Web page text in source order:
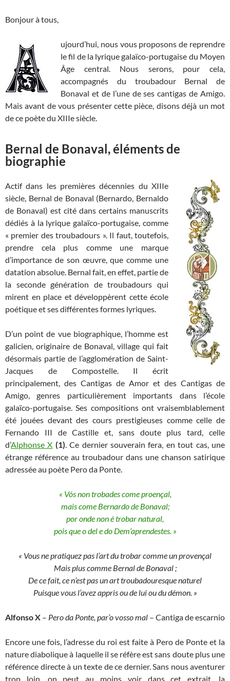
Bonjour à tous,
ujourd’hui, nous vous proposons de reprendre
le fil de la lyrique galaïco-portugaise du Moyen
Âge central. Nous serons, pour cela,
accompagnés du troubadour Bernal de
Bonaval et de l’une de ses cantigas de Amigo.
Mais avant de vous présenter cette pièce, disons déjà un mot
de ce poète du XIIIe siècle.
Bernal de Bonaval, éléments de
biographie
Actif dans les premières décennies du XIIIe
siècle, Bernal de Bonaval (Bernardo, Bernaldo
de Bonaval) est cité dans certains manuscrits
dédiés à la lyrique galaïco-portugaise, comme
« premier des troubadours ». Il faut, toutefois,
prendre cela plus comme une marque
d’importance de son œuvre, que comme une
datation absolue. Bernal fait, en effet, partie de
la seconde génération de troubadours qui
mirent en place et développèrent cette école
poétique et ses différentes formes lyriques.
D’un point de vue biographique, l’homme est
galicien, originaire de Bonaval, village qui fait
désormais partie de l’agglomération de Saint-
Jacques de Compostelle. Il écrit
principalement, des Cantigas de Amor et des Cantigas de
Amigo, genres particulièrement importants dans l’école
galaïco-portugaise. Ses compositions ont vraisemblablement
été jouées devant des cours prestigieuses comme celle de
Fernando III de Castille et, sans doute plus tard, celle
d’Alphonse X (1). Ce dernier souverain fera, en tout cas, une
étrange référence au troubadour dans une chanson satirique
adressée au poète Pero da Ponte.
« Vós non trobades come proençal,
mais come Bernardo de Bonaval;
por onde non é trobar natural,
pois que o del e do Dem’aprendestes. »
« Vous ne pratiquez pas l’art du trobar comme un provençal
Mais plus comme Bernal de Bonaval ;
De ce fait, ce n’est pas un art troubadouresque naturel
Puisque vous l’avez appris ou de lui ou du démon. »
Alfonso X – Pero da Ponte, par’o vosso mal – Cantiga de escarnio
Encore une fois, l’adresse du roi est faite à Pero de Ponte et la
nature diabolique à laquelle il se réfère est sans doute plus une
référence directe à un texte de ce dernier. Sans nous aventurer
trop loin, on peut au moins voir dans cet extrait, la